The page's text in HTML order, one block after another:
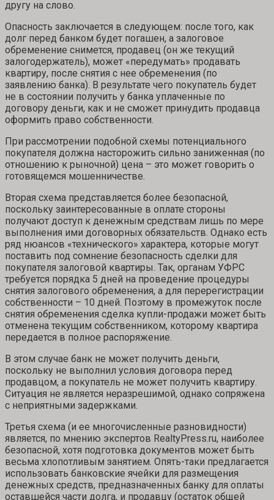
другу на слово.
Опасность заключается в следующем: после того, как
долг перед банком будет погашен, а залоговое
обременение снимется, продавец (он же текущий
залогодержатель), может «передумать» продавать
квартиру, после снятия с нее обременения (по
заявлению банка). В результате чего покупатель будет
не в состоянии получить у банка уплаченные по
договору деньги, как и не сможет принудить продавца
оформить право собственности.
При рассмотрении подобной схемы потенциального
покупателя должна насторожить сильно заниженная (по
отношению к рыночной) цена – это может говорить о
готовящемся мошенничестве.
Вторая схема представляется более безопасной,
поскольку заинтересованные в оплате стороны
получают доступ к денежным средствам лишь по мере
выполнения ими договорных обязательств. Однако есть
ряд нюансов «технического» характера, которые могут
поставить под сомнение безопасность сделки для
покупателя залоговой квартиры. Так, органам УФРС
требуется порядка 5 дней на проведение процедуры
снятия залогового обременения, а для перерегистрации
собственности – 10 дней. Поэтому в промежуток после
снятия обременения сделка купли-продажи может быть
отменена текущим собственником, которому квартира
передается в полное распоряжение.
В этом случае банк не может получить деньги,
поскольку не выполнил условия договора перед
продавцом, а покупатель не может получить квартиру.
Ситуация не является неразрешимой, однако сопряжена
с неприятными задержками.
Третья схема (и ее многочисленные разновидности)
является, по мнению экспертов RealtyPress.ru, наиболее
безопасной, хотя подготовка документов может быть
весьма хлопотливым занятием. Опять-таки предлагается
использовать банковские ячейки для размещения
денежных средств, предназначенных банку для оплаты
оставшейся части долга, и продавцу (остаток общей